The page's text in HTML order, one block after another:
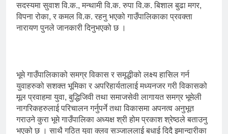
सदस्यमा सुवाश वि.क., मन्थामी वि.क. रुपा वि.क. बिशाल बुढा मगर,
विपना रोका, र कमल वि.क. रहनु भएको गाउँपालिकाका प्रवक्ता
नारायण पुनले जानकारी दिनुभएको छ ।
भूमे गाउँपालिकाको समग्र विकास र समृद्धीको लक्ष्य हासिल गर्न
युवाहरुको सशक्त भूमिका र अपरिहार्यतालाई मध्यनजर गरी विकासको
मूल प्रवाहमा युवा, बुद्धिजिवी तथा समाजसेवी लागायत समग्र भूमेली
नागरिकहरुलाई परिचालन गर्नुपर्ने तथा विकासमा अपनत्व अनुभूत
गराउने कुरा भूमे गाउँपालिका अध्यक्ष श्री होम प्रकाश श्रेष्ठले बताउनु
भएको छ । साथै गठित युवा क्लव सञ्जाललाई बधाई दिदै इमान्दारीका